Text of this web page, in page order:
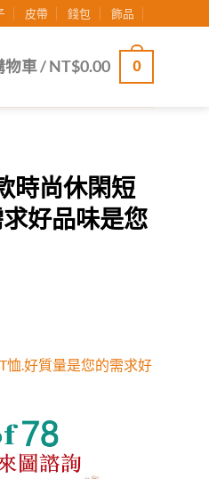
皮帶 錢包 飾品
物車 /NT$0.00 0
時尚休閑短
好品味是您
恤.好質量是您的需求好